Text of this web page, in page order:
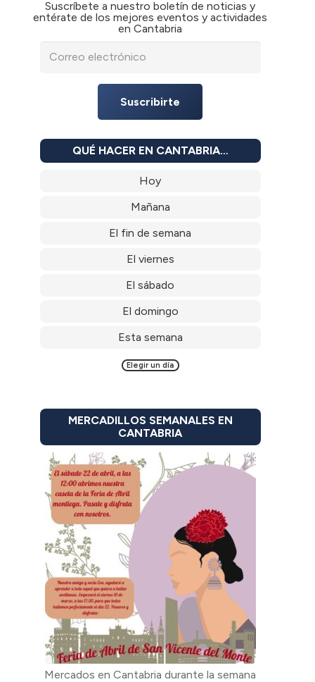
Suscríbete a nuestro boletín de noticias y
entérate de los mejores eventos y actividades
en Cantabria
Suscribirte
QUÉ HACER EN CANTABRIA…
Hoy
Mañana
El fin de semana
El viernes
El sábado
El domingo
Esta semana
Elegir un día
MERCADILLOS SEMANALES EN
CANTABRIA
Mercados en Cantabria durante la semana